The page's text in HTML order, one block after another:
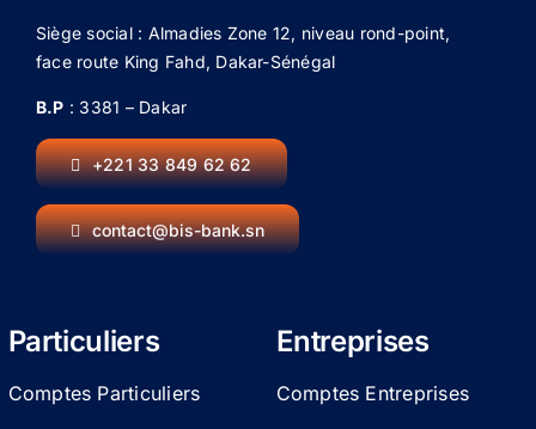
Siège social : Almadies Zone 12, niveau rond-point,
face route King Fahd, Dakar-Sénégal
B.P : 3381 – Dakar
+221 33 849 62 62
contact@bis-bank.sn
Particuliers
Comptes Particuliers
Entreprises
Comptes Entreprises